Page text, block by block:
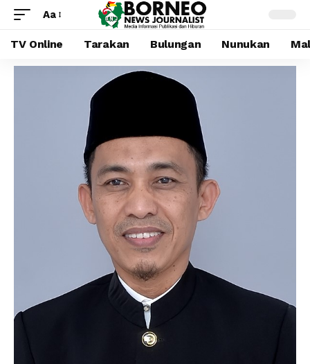
Aa
TV Online Tarakan Bulungan Nunukan